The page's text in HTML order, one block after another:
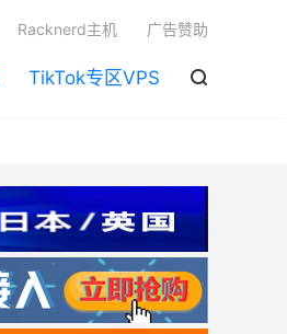
TikTok专区VPS 
Racknerd主机 广告赞助